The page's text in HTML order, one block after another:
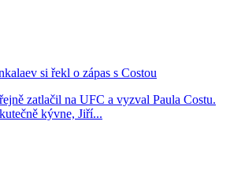
si řekl o zápas s Costou
zatlačil na UFC a vyzval Paula Costu.
kývne, Jiří...